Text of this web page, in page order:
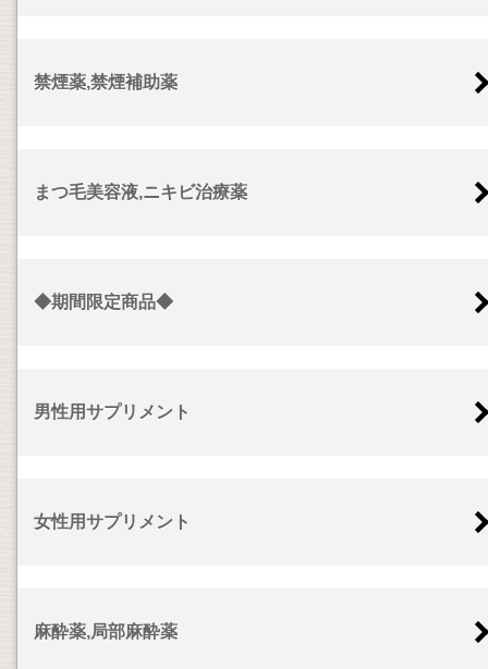
禁煙薬,禁煙補助薬
まつ毛美容液,ニキビ治療薬
◆期間限定商品◆
男性用サプリメント
女性用サプリメント
麻酔薬,局部麻酔薬